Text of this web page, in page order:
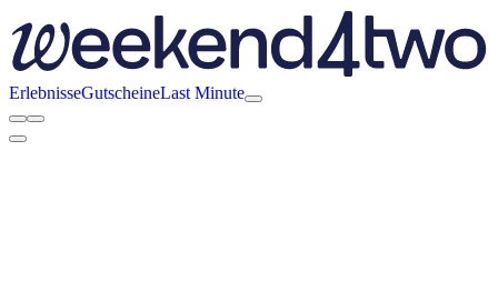
ErlebnisseGutscheineLast Minute